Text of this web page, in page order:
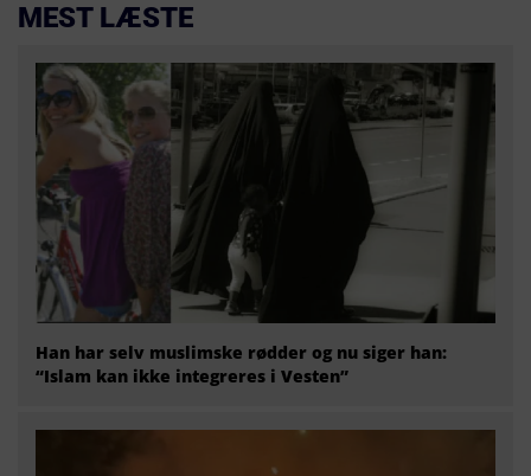
MEST LÆSTE
Han har selv muslimske rødder og nu siger han:
“Islam kan ikke integreres i Vesten”